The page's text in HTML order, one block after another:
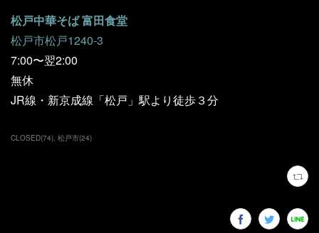
松戸中華そば 富田食堂
松戸市松戸1240-3
7:00〜翌2:00
無休
JR線・新京成線「松戸」駅より徒歩３分
CLOSED(74) 松戸市(24)